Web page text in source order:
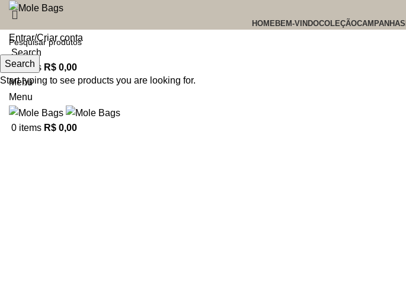
HOME BEM-VINDOCOLEÇÃOCAMPANHAS
Entrar/Criar conta
Search
0items R$ 0,00
Menu
Menu
0 items R$ 0,00
Indisponível
Clique para Zoom
Search
Start typing to see products you are looking for.